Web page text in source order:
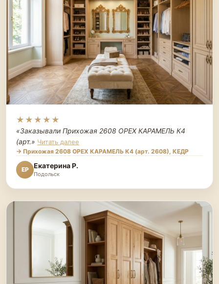
★★★★★
«Заказывали Прихожая 2608 ОРЕХ КАРАМЕЛЬ К4
(арт.» Читать далее
→ Прихожая 2608 ОРЕХ КАРАМЕЛЬ К4 (арт. 2608), КЕДР
ЕР Екатерина Р.
Подольск